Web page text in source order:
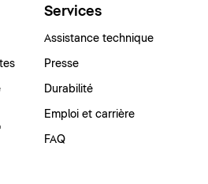
Services
Assistance technique
Presse
Durabilité
Emploi et carrière
FAQ